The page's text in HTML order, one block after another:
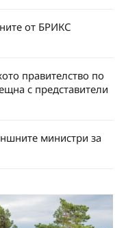
от БРИКС
правителство по
с представители
министри за